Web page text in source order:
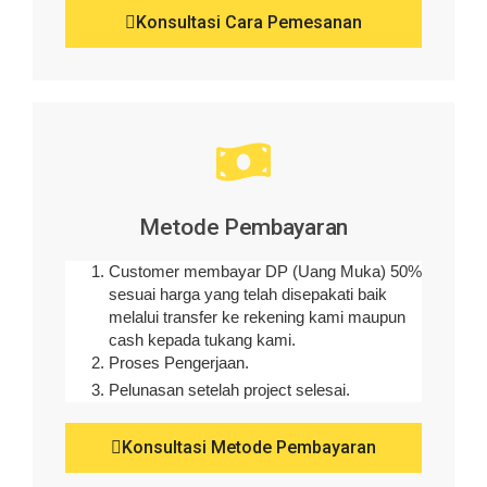
Konsultasi Cara Pemesanan
Metode Pembayaran
Customer membayar DP (Uang Muka) 50%
sesuai harga yang telah disepakati baik
melalui transfer ke rekening kami maupun
cash kepada tukang kami.
Proses Pengerjaan.
Pelunasan setelah project selesai.
Konsultasi Metode Pembayaran